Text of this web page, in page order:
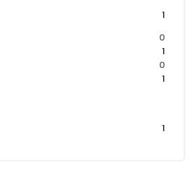
1
0
1
0
1
1